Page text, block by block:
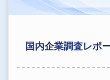
国内企業調査レポ